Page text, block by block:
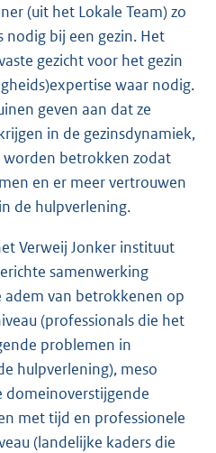
(uit het Lokale Team) zo
bij een gezin. Het
gezicht voor het gezin
waar nodig.
geven aan dat ze
in de gezinsdynamiek,
betrokken zodat
en er meer vertrouwen
de hulpverlening.
Verweij Jonker instituut
samenwerking
adem van betrokkenen op
(professionals die het
problemen in
hulpverlening), meso
domeinoverstijgende
met tijd en professionele
(landelijke kaders die